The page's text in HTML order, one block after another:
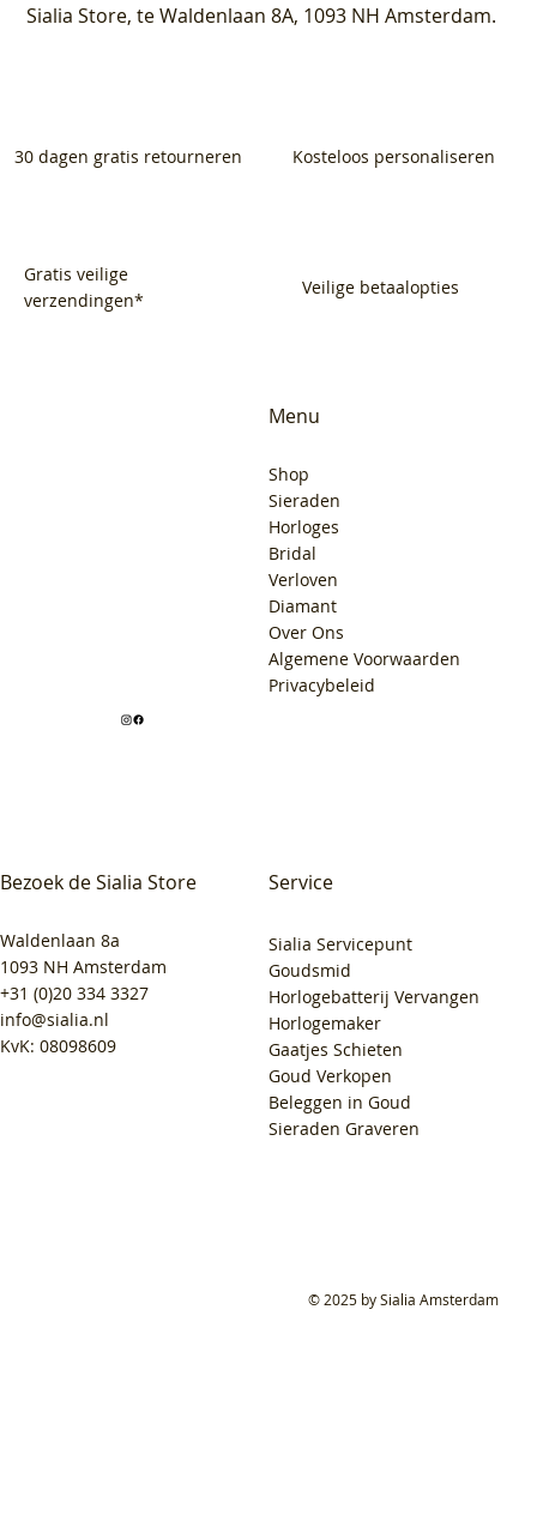
Sialia Store, te Waldenlaan 8A, 1093 NH Amsterdam.
30 dagen gratis retourneren Kosteloos personaliseren
Gratis veilige
verzendingen*
Veilige betaalopties
Bezoek de Sialia Store
Waldenlaan 8a
1093 NH Amsterdam
+31 (0)20 334 3327
info@sialia.nl
KvK: 08098609
Menu
Shop
Sieraden
Horloges
Bridal
Verloven
Diamant
Over Ons
Algemene Voorwaarden
Privacybeleid
Service
Sialia Servicepunt
Goudsmid
Horlogebatterij Vervangen
Horlogemaker
Gaatjes Schieten
Goud Verkopen
Beleggen in Goud
Sieraden Graveren
© 2025 by Sialia Amsterdam